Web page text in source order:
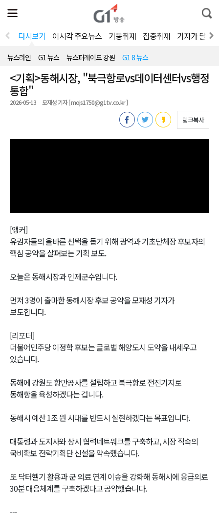
전
체
뉴
열
통
합
색
다시보기 이시각 주요뉴스 기동취재 집중취재 기자가 달려
뉴스라인 G1 뉴스 뉴스퍼레이드 강원 G1 8 뉴스
<기획>동해시장, "북극항로vs데이터센터vs행정
통합"
2026-05-13 모재성 기자 [ mojs1750@g1tv.co.kr ]
링크복사
[앵커]
유권자들의 올바른 선택을 돕기 위해 광역과 기초단체장 후보자의
핵심 공약을 살펴보는 기획 보도.
오늘은 동해시장과 인제군수입니다.
먼저 3명이 출마한 동해시장 후보 공약을 모재성 기자가
보도합니다.
[리포터]
더불어민주당 이정학 후보는 글로벌 해양도시 도약을 내세우고
있습니다.
동해에 강원도 항만공사를 설립하고 북극항로 전진기지로
동해항을 육성하겠다는 겁니다.
동해시 예산 1조 원 시대를 반드시 실현하겠다는 목표입니다.
대통령과 도지사와 상시 협력네트워크를 구축하고, 시장 직속의
국비확보 전략기획단 신설을 약속했습니다.
또 닥터헬기 활용과 군 의료 연계 이송을 강화해 동해시에 응급의료
30분 대응체계를 구축하겠다고 공약했습니다.
---